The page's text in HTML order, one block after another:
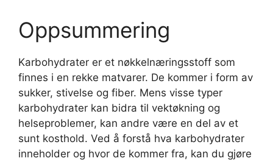
Oppsummering
Karbohydrater er et nøkkelnæringsstoff som
finnes i en rekke matvarer. De kommer i form av
sukker, stivelse og fiber. Mens visse typer
karbohydrater kan bidra til vektøkning og
helseproblemer, kan andre være en del av et
sunt kosthold. Ved å forstå hva karbohydrater
inneholder og hvor de kommer fra, kan du gjøre